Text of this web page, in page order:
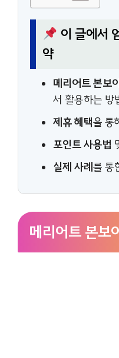
이 글에서
약
메리어트 본보
서 활용하는 방
제휴 혜택을 통
포인트 사용법
실제 사례를 통
메리어트 본보